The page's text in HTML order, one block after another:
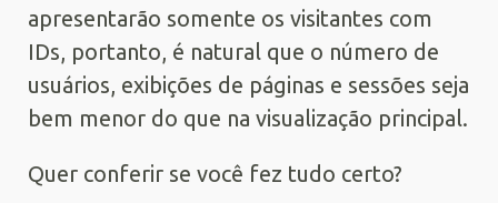
apresentarão somente os visitantes com
IDs, portanto, é natural que o número de
usuários, exibições de páginas e sessões seja
bem menor do que na visualização principal.
Quer conferir se você fez tudo certo?